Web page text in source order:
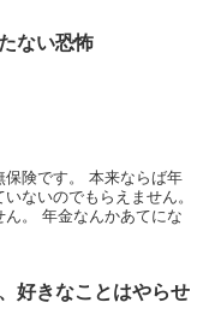
ない恐怖
険です。 本来ならば年
ないのでもらえません。
。 年金なんかあてにな
好きなことはやらせ